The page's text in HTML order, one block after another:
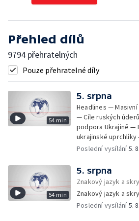
Přehled dílů
9794 přehratelných
Pouze přehratelné díly
54 min
5. srpna
Headlines —
— Cíle ruských
podpora Ukrajině —
ukrajinské
dočasnou ochranou
Most — Hašení
letadla s dronem v
nehody Filipa Turka
— Ústavní soud
děti — Kniha Válka
Poslední vysílání5.
54 min
5. srpna
Znakový jazyk a
Znakový jazyk a
Poslední vysílání5.